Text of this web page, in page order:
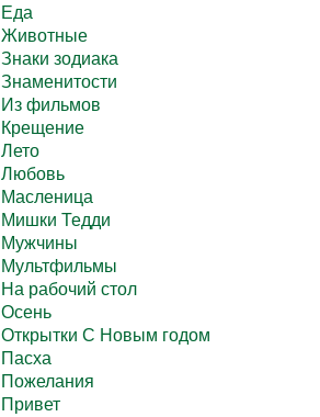
Еда
Животные
Знаки зодиака
Знаменитости
Из фильмов
Крещение
Лето
Любовь
Масленица
Мишки Тедди
Мужчины
Мультфильмы
На рабочий стол
Осень
Открытки С Новым годом
Пасха
Пожелания
Привет